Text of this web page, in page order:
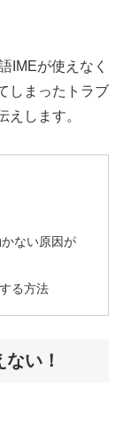
IMEが使えなく
しまったトラブ
えします。
ない原因が
る方法
い！